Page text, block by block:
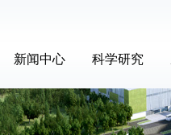
新闻中心 科学研究